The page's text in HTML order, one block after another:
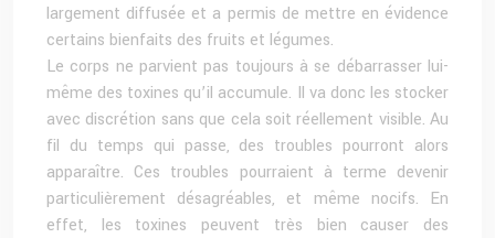
largement diffusée et a permis de mettre en évidence
certains bienfaits des fruits et légumes.
Le corps ne parvient pas toujours à se débarrasser lui-
même des toxines qu’il accumule. Il va donc les stocker
avec discrétion sans que cela soit réellement visible. Au
fil du temps qui passe, des troubles pourront alors
apparaître. Ces troubles pourraient à terme devenir
particulièrement désagréables, et même nocifs. En
effet, les toxines peuvent très bien causer des